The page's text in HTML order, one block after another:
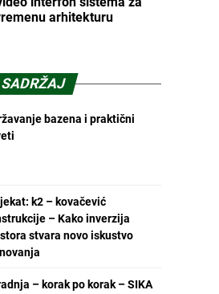
arhitekturu
SADRŽAJ
bazena i praktični
k2 – kovačević
– Kako inverzija
stvara novo iskustvo
– korak po korak – SIKA